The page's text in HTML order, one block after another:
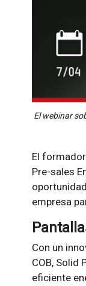
El webinar
El
Pre-sales
empresa
Con un
COB, Solid
eficiente